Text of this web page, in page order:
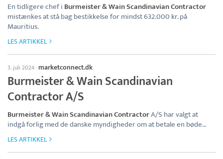
En tidligere chef i Burmeister & Wain Scandinavian Contractor
mistænkes at stå bag bestikkelse for mindst 632.000 kr. på
Mauritius.
LES ARTIKKEL
3. juli 2024· marketconnect.dk
Burmeister & Wain Scandinavian
Contractor A/S
Burmeister & Wain Scandinavian ContractorA/S har valgt at
indgå forlig med de danske myndigheder om at betale en bøde…
LES ARTIKKEL